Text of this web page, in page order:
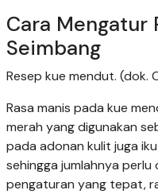
Cara Mengatur
Seimbang
Resep kue mendut. (dok.
Rasa manis pada kue
merah yang digunakan
pada adonan kulit juga
sehingga jumlahnya perlu
pengaturan yang tepat,